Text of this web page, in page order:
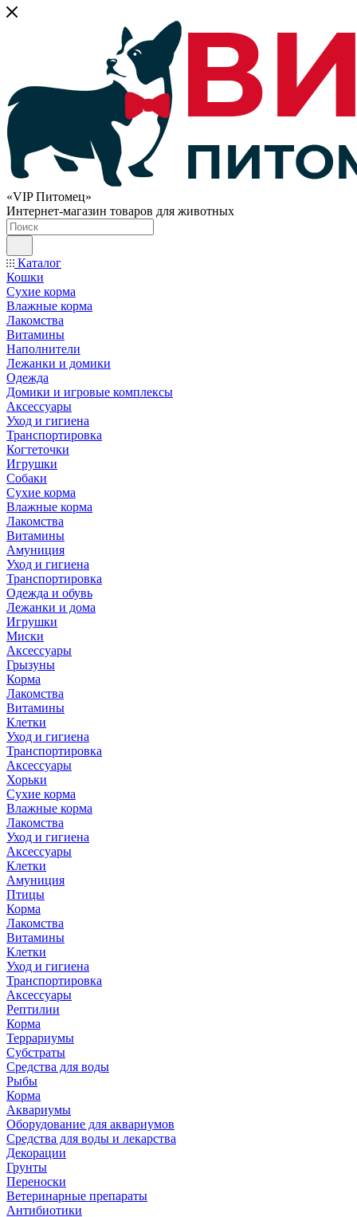
«VIP Питомец»
Интернет-магазин товаров для животных
Каталог
Кошки
Сухие корма
Влажные корма
Лакомства
Витамины
Наполнители
Лежанки и домики
Одежда
Домики и игровые комплексы
Аксессуары
Уход и гигиена
Транспортировка
Когтеточки
Игрушки
Собаки
Сухие корма
Влажные корма
Лакомства
Витамины
Амуниция
Уход и гигиена
Транспортировка
Одежда и обувь
Лежанки и дома
Игрушки
Миски
Аксессуары
Грызуны
Корма
Лакомства
Витамины
Клетки
Уход и гигиена
Транспортировка
Аксессуары
Хорьки
Сухие корма
Влажные корма
Лакомства
Уход и гигиена
Аксессуары
Клетки
Амуниция
Птицы
Корма
Лакомства
Витамины
Клетки
Уход и гигиена
Транспортировка
Аксессуары
Рептилии
Корма
Террариумы
Субстраты
Средства для воды
Рыбы
Корма
Аквариумы
Оборудование для аквариумов
Средства для воды и лекарства
Декорации
Грунты
Переноски
Ветеринарные препараты
Антибиотики